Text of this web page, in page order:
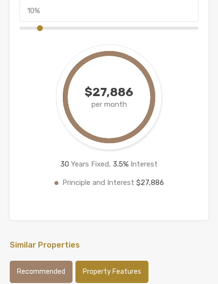
$27,886
per month
30 Years Fixed, 3.5% Interest
Principle and Interest $27,886
Similar Properties
Recommended Property Features